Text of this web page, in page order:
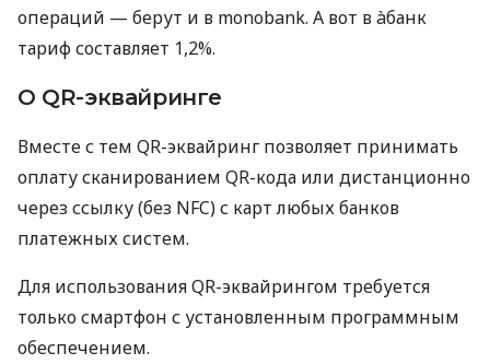
операций — берут и в monobank. А вот в àбанк
тариф составляет 1,2%.
О QR-эквайринге
Вместе с тем QR-эквайринг позволяет принимать
оплату сканированием QR-кода или дистанционно
через ссылку (без NFC) с карт любых банков
платежных систем.
Для использования QR-эквайрингом требуется
только смартфон с установленным программным
обеспечением.